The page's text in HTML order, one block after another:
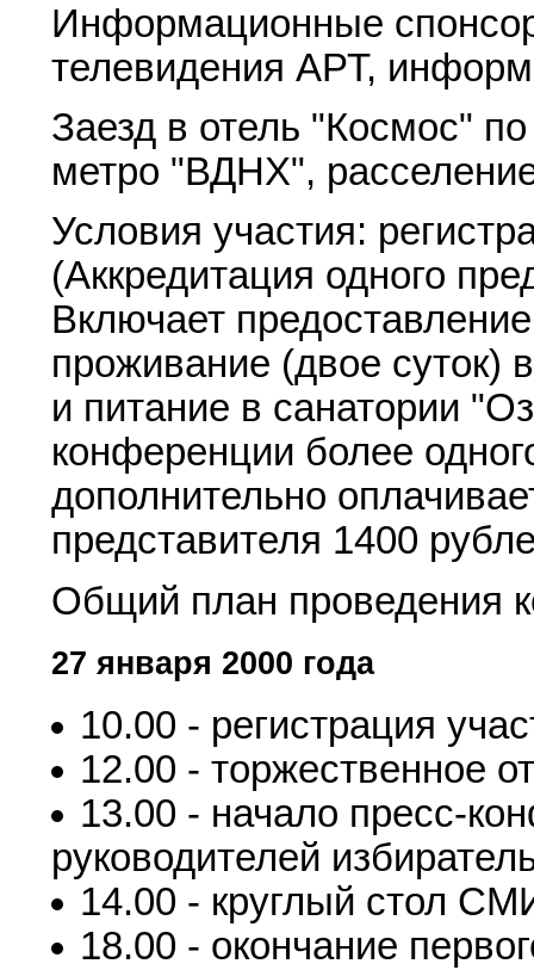
Информационные
телевидения АРТ,
Заезд в отель "Космос"
метро "ВДНХ",
Условия участия:
(Аккредитация одного
Включает
проживание (двое суток)
и питание в санатории
конференции более
дополнительно
представителя 1400
Общий план проведения
27 января 2000 года
10.00 - регистрация
12.00 - торжественное
13.00 - начало пресс-
руководителей
14.00 - круглый стол
18.00 - окончание